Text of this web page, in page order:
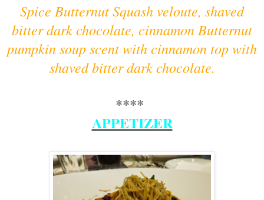
Spice Butternut Squash veloute, shaved
bitter dark chocolate, cinnamon Butternut
pumpkin soup scent with cinnamon top with
shaved bitter dark chocolate.
****
APPETIZER